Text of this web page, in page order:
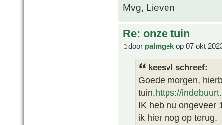
Mvg, Lieven
Re: onze tuin
door palmgek op 07 okt
keesvl schreef:
Goede morgen,
tuin.https://
IK heb nu ongeveer
ik hier nog op terug.